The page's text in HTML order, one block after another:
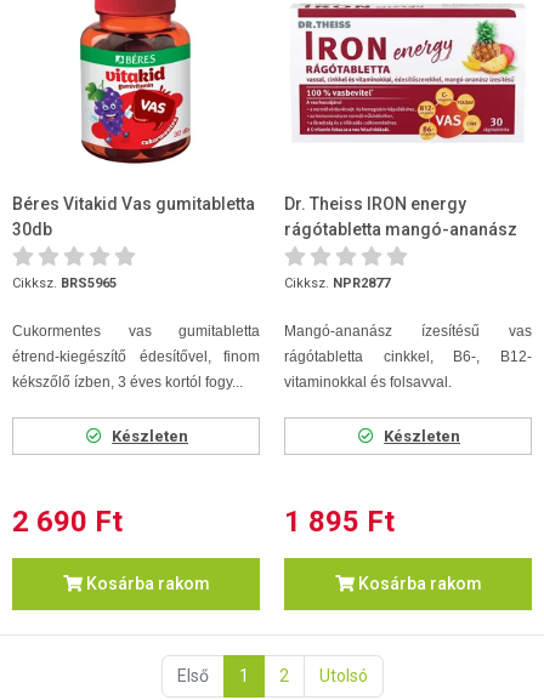
Béres Vitakid Vas gumitabletta
30db
Cikksz. BRS5965
Cukormentes vas gumitabletta
étrend-kiegészítő édesítővel, finom
kékszőlő ízben, 3 éves kortól fogy...
Készleten
2 690 Ft
Kosárba rakom
Dr. Theiss IRON energy
rágótabletta mangó-ananász
ízű 30 db
Cikksz. NPR2877
Mangó-ananász ízesítésű vas
rágótabletta cinkkel, B6-, B12-
vitaminokkal és folsavval.
Készleten
1 895 Ft
Kosárba rakom
Első 1 2 Utolsó